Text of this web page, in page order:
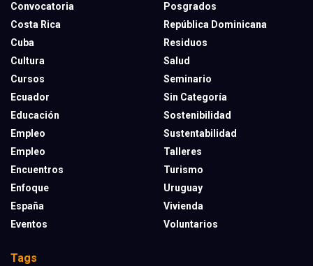
Convocatoria
Costa Rica
Cuba
Cultura
Cursos
Ecuador
Educación
Empleo
Empleo
Encuentros
Enfoque
España
Eventos
Posgrados
República Dominicana
Residuos
Salud
Seminario
Sin Categoría
Sostenibilidad
Sustentabilidad
Talleres
Turismo
Uruguay
Vivienda
Voluntarios
Tags